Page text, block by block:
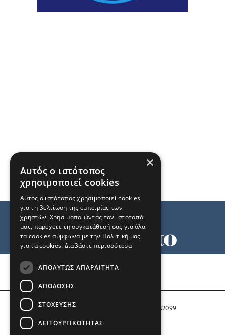
Αριθμός Πιστοποίησης Μ.Η.Τ. 242099
×
Αυτός ο ιστότοπος
χρησιμοποιεί cookies
Αυτός ο ιστότοπος χρησιμοποιεί cookies
για τη βελτίωση της εμπειρίας των
χρηστών. Χρησιμοποιώντας τον ιστότοπό
μας, παρέχετε τη συγκατάθεσή σας για όλα
τα cookies σύμφωνα με την Πολιτική μας
για τα cookies. Διαβάστε περισσότερα
ΑΠΟΛΎΤΩΣ ΑΠΑΡΑΊΤΗΤΑ
ΑΠΌΔΟΣΗΣ
ΣΤΌΧΕΥΣΗΣ
ΛΕΙΤΟΥΡΓΙΚΌΤΗΤΑΣ